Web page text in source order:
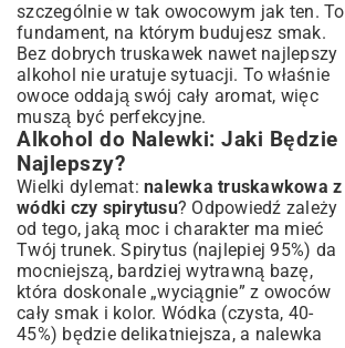
szczególnie w tak owocowym jak ten. To
fundament, na którym budujesz smak.
Bez dobrych truskawek nawet najlepszy
alkohol nie uratuje sytuacji. To właśnie
owoce oddają swój cały aromat, więc
muszą być perfekcyjne.
Alkohol do Nalewki: Jaki Będzie
Najlepszy?
Wielki dylemat: nalewka truskawkowa z
wódki czy spirytusu? Odpowiedź zależy
od tego, jaką moc i charakter ma mieć
Twój trunek. Spirytus (najlepiej 95%) da
mocniejszą, bardziej wytrawną bazę,
która doskonale „wyciągnie” z owoców
cały smak i kolor. Wódka (czysta, 40-
45%) będzie delikatniejsza, a nalewka